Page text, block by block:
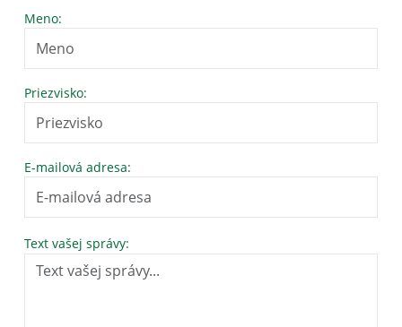
Meno:
Priezvisko:
E-mailová adresa:
Text vašej správy: